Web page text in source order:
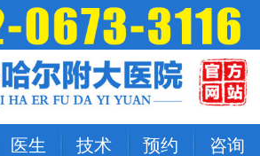
医生 技术 预约 咨询